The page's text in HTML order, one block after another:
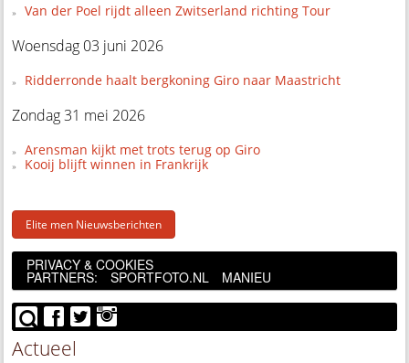
Van der Poel rijdt alleen Zwitserland richting Tour
Woensdag 03 juni 2026
Ridderronde haalt bergkoning Giro naar Maastricht
Zondag 31 mei 2026
Arensman kijkt met trots terug op Giro
Kooij blijft winnen in Frankrijk
Elite men Nieuwsberichten
PRIVACY & COOKIES
PARTNERS: SPORTFOTO.NL MANIEU
Actueel